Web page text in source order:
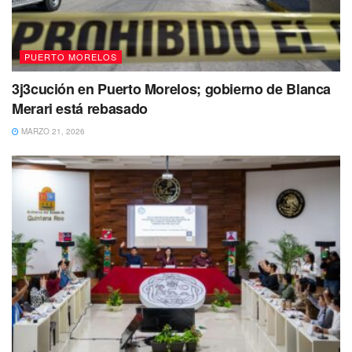
última vez por sus familiares el 20 de agosto de 2023, por
sus familiares enCancún , Quintana Roo.
La persona fue reportada como desaparecida el 23 de
agosto de 2023.Hasta el momento se presume como no
PUERTO MORELOS
3j3cución en Puerto Morelos; gobierno de Blanca
Merari está rebasado
MARZO 21, 2026